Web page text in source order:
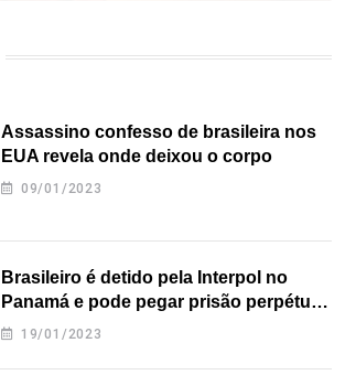
Assassino confesso de brasileira nos
EUA revela onde deixou o corpo
09/01/2023
Brasileiro é detido pela Interpol no
Panamá e pode pegar prisão perpétua
nos EUA
19/01/2023